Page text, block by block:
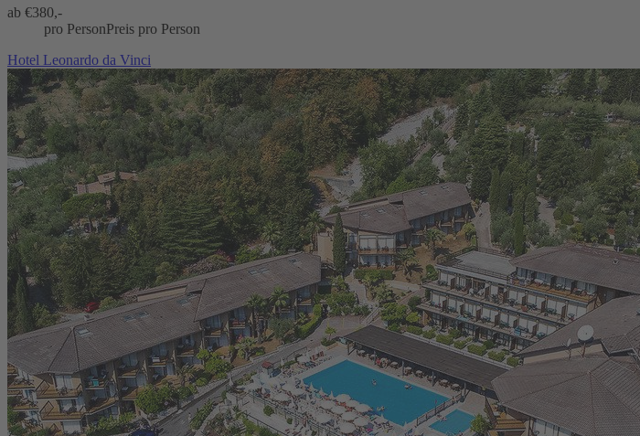
ab €380,-
pro PersonPreis pro Person
Hotel Leonardo da Vinci